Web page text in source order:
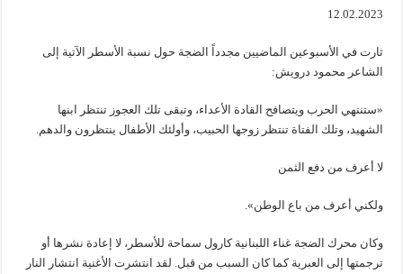
12.02.2023
ثارت في الأسبوعين الماضيين مجدداً الضجة حول نسبة الأسطر الآتية إلى
الشاعر محمود درويش:
«ستنتهي الحرب ويتصافح القادة الأعداء، وتبقى تلك العجوز تنتظر ابنها
الشهيد، وتلك الفتاة تنتظر زوجها الحبيب، وأولئك الأطفال ينتظرون والدهم.
لا أعرف من دفع الثمن
ولكني أعرف من باع الوطن».
وكان محرك الضجة غناء اللبنانية كارول سماحة للأسطر، لا إعادة نشرها أو
ترجمتها إلى العبرية كما كان السبب من قبل. لقد انتشرت الأغنية انتشار النار